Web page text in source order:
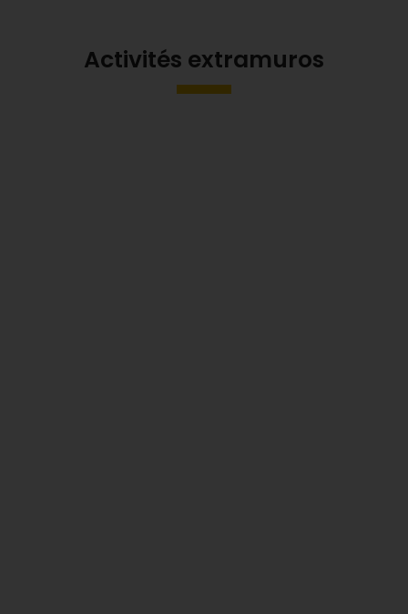
Activités extramuros